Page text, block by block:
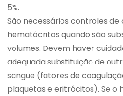
5%.
São necessários controles de
hematócritos quando são
volumes. Devem haver
adequada substituição de
sangue (fatores de
plaquetas e eritrócitos). Se o